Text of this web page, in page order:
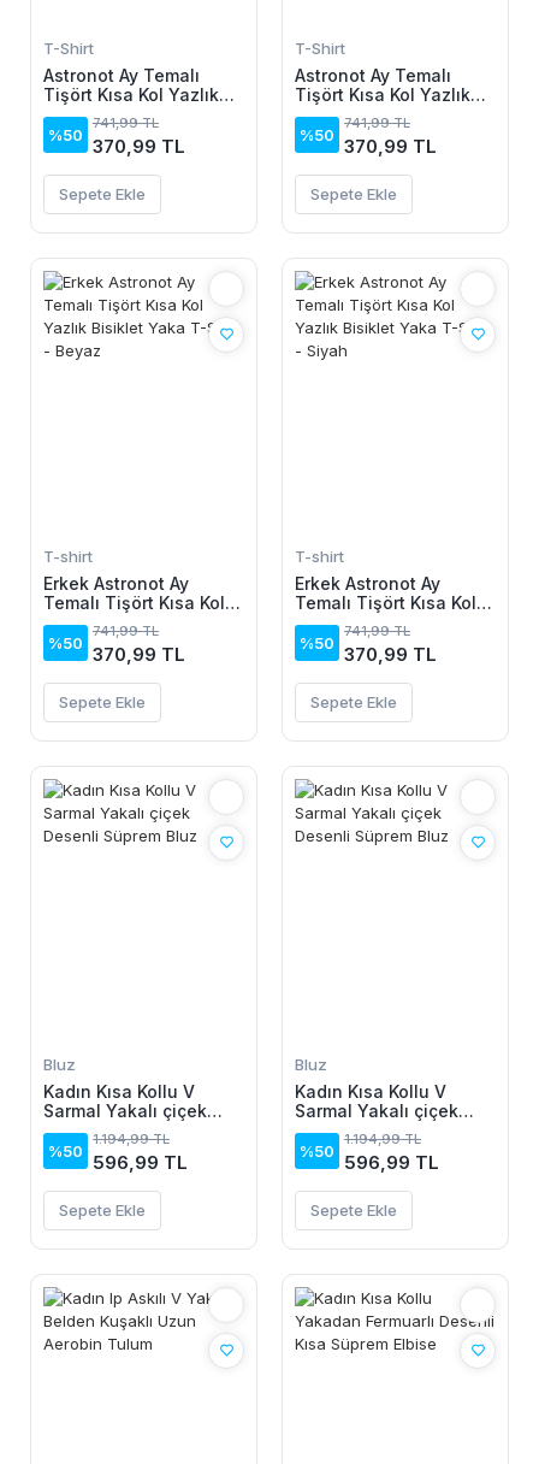
T-Shirt
Astronot Ay Temalı
Tişört Kısa Kol Yazlık
Bisiklet Yaka T-Shirt -
Beyaz
%50
741,99 TL
370,99 TL
Sepete Ekle
T-Shirt
Astronot Ay Temalı
Tişört Kısa Kol Yazlık
Bisiklet Yaka T-Shirt -
Siyah
%50
741,99 TL
370,99 TL
Sepete Ekle
T-shirt
Erkek Astronot Ay
Temalı Tişört Kısa Kol
Yazlık Bisiklet Yaka T-
Shirt - Beyaz
%50
741,99 TL
370,99 TL
Sepete Ekle
T-shirt
Erkek Astronot Ay
Temalı Tişört Kısa Kol
Yazlık Bisiklet Yaka T-
Shirt - Siyah
%50
741,99 TL
370,99 TL
Sepete Ekle
Bluz
Kadın Kısa Kollu V
Sarmal Yakalı çiçek
Desenli Süprem Bluz
%50
1.194,99 TL
596,99 TL
Sepete Ekle
Bluz
Kadın Kısa Kollu V
Sarmal Yakalı çiçek
Desenli Süprem Bluz
%50
1.194,99 TL
596,99 TL
Sepete Ekle